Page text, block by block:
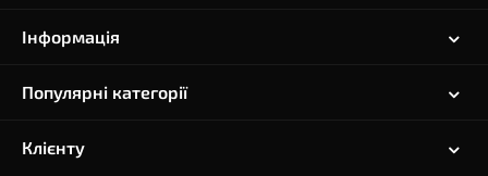
Інформація
Популярні категорії
Клієнту